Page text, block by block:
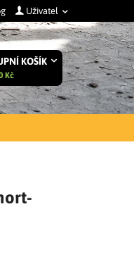
Uživatel
KOŠÍK
Kč